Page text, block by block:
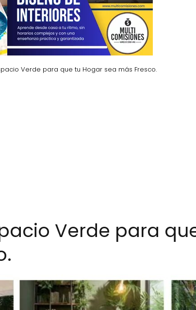
Verde para que tu Hogar sea más Fresco.
Verde para